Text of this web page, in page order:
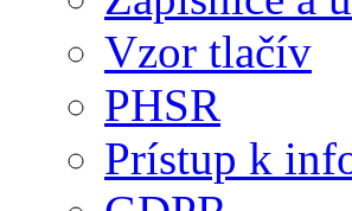
Vzor tlačív
PHSR
Prístup k